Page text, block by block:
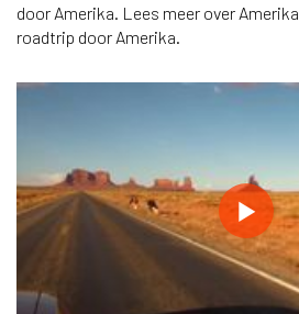
door Amerika. Lees meer over
roadtrip door Amerika.